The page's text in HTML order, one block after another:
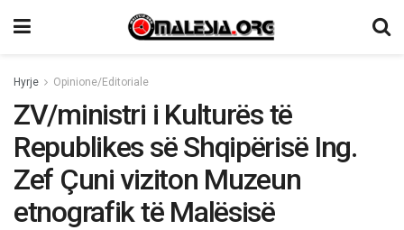
Hyrje Opinione/Editoriale
ZV/ministri i Kulturës të
Republikes së Shqipërisë Ing.
Zef Çuni viziton Muzeun
etnografik të Malësisë